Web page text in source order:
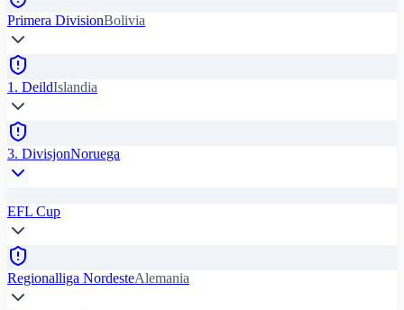
Primera DivisionBolivia
1. DeildIslandia
3. DivisjonNoruega
EFL Cup
Regionalliga NordesteAlemania